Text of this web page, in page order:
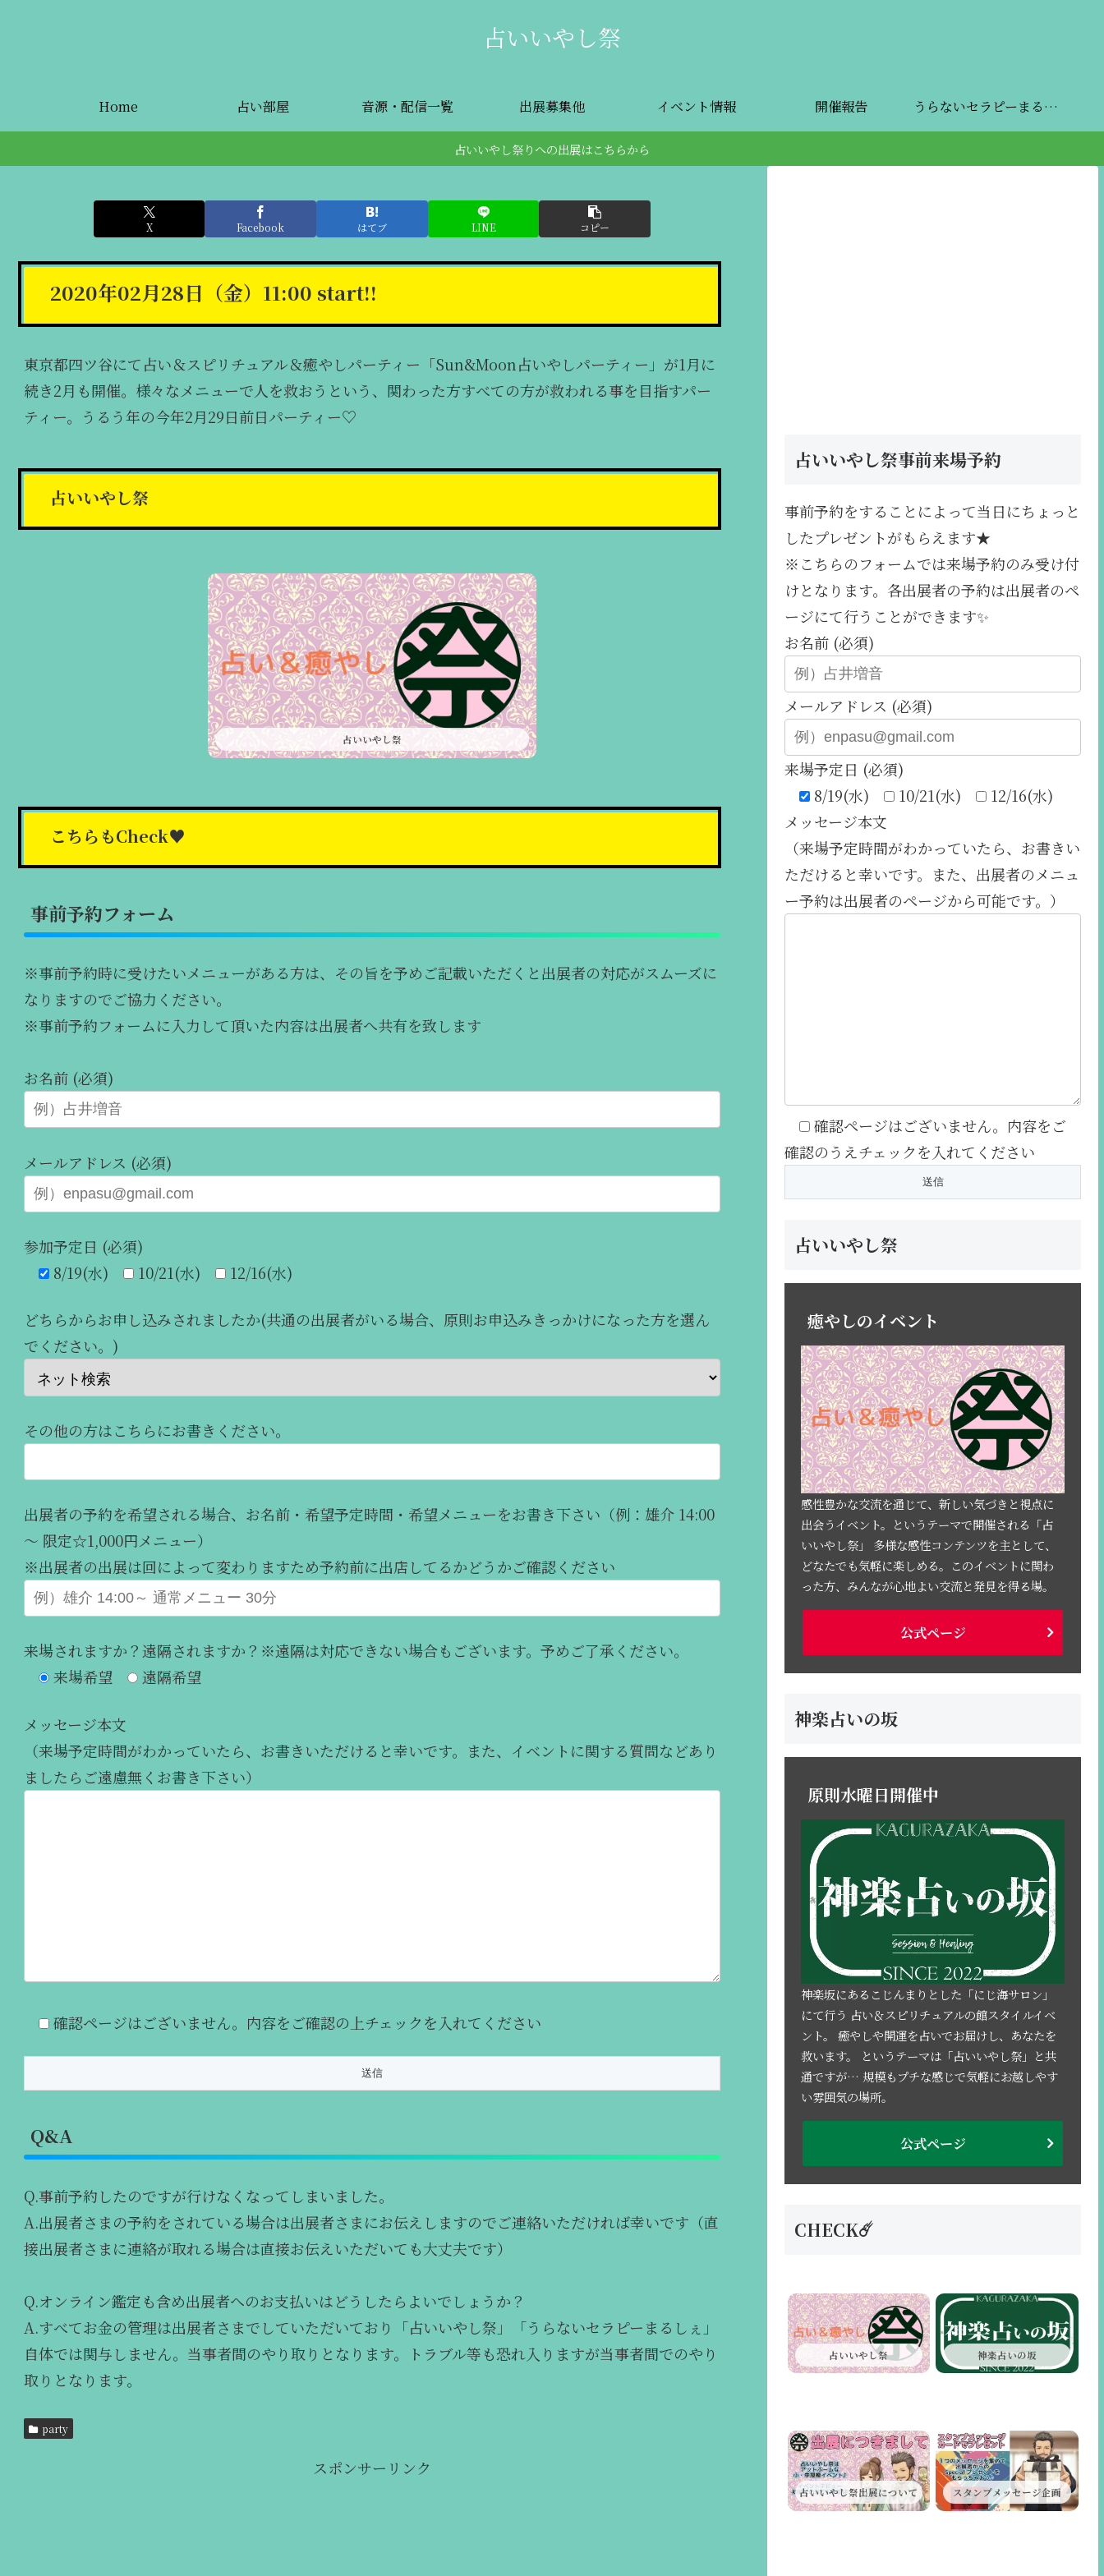
占いいやし祭
Home 占い部屋 音源・配信一覧 出展募集他 イベント情報 開催報告 うらないセラピーまるしぇ
占いいやし祭りへの出展はこちらから
X Facebook はてブ LINE コピー
2020年02月28日（金）11:00 start!!
東京都四ツ谷にて占い＆スピリチュアル＆癒やしパーティー「Sun&Moon占いやしパーティー」が1月に
続き2月も開催。様々なメニューで人を救おうという、関わった方すべての方が救われる事を目指すパー
ティー。うるう年の今年2月29日前日パーティー♡
占いいやし祭
占いいやし祭
こちらもCheck♥
事前予約フォーム
※事前予約時に受けたいメニューがある方は、その旨を予めご記載いただくと出展者の対応がスムーズに
なりますのでご協力ください。
※事前予約フォームに入力して頂いた内容は出展者へ共有を致します
お名前 (必須)
メールアドレス (必須)
参加予定日 (必須)
8/19(水)
10/21(水) 12/16(水)
どちらからお申し込みされましたか(共通の出展者がいる場合、原則お申込みきっかけになった方を選ん
でください。)
その他の方はこちらにお書きください。
出展者の予約を希望される場合、お名前・希望予定時間・希望メニューをお書き下さい（例：雄介 14:00
～ 限定☆1,000円メニュー）
※出展者の出展は回によって変わりますため予約前に出店してるかどうかご確認ください
来場されますか？遠隔されますか？※遠隔は対応できない場合もございます。予めご了承ください。
来場希望
遠隔希望
メッセージ本文
（来場予定時間がわかっていたら、お書きいただけると幸いです。また、イベントに関する質問などあり
ましたらご遠慮無くお書き下さい）
確認ページはございません。内容をご確認の上チェックを入れてください
Q&A
Q.事前予約したのですが行けなくなってしまいました。
A.出展者さまの予約をされている場合は出展者さまにお伝えしますのでご連絡いただければ幸いです（直
接出展者さまに連絡が取れる場合は直接お伝えいただいても大丈夫です）
Q.オンライン鑑定も含め出展者へのお支払いはどうしたらよいでしょうか？
A.すべてお金の管理は出展者さまでしていただいており「占いいやし祭」「うらないセラピーまるしぇ」
自体では関与しません。当事者間のやり取りとなります。トラブル等も恐れ入りますが当事者間でのやり
取りとなります。
party
スポンサーリンク
占いいやし祭事前来場予約
事前予約をすることによって当日にちょっと
したプレゼントがもらえます★
※こちらのフォームでは来場予約のみ受け付
けとなります。各出展者の予約は出展者のペ
ージにて行うことができます✨️
お名前 (必須)
メールアドレス (必須)
来場予定日 (必須)
8/19(水)
10/21(水)
12/16(水)
メッセージ本文
（来場予定時間がわかっていたら、お書きい
ただけると幸いです。また、出展者のメニュ
ー予約は出展者のページから可能です。）
確認ページはございません。内容をご
確認のうえチェックを入れてください
占いいやし祭
癒やしのイベント
感性豊かな交流を通じて、新しい気づきと視点に
出会うイベント。というテーマで開催される「占
いいやし祭」 多様な感性コンテンツを主として、
どなたでも気軽に楽しめる。このイベントに関わ
った方、みんなが心地よい交流と発見を得る場。
公式ページ
神楽占いの坂
原則水曜日開催中
神楽坂にあるこじんまりとした「にじ海サロン」
にて行う 占い＆スピリチュアルの館スタイルイベ
ント。 癒やしや開運を占いでお届けし、あなたを
救います。 というテーマは「占いいやし祭」と共
通ですが… 規模もプチな感じで気軽にお越しやす
い雰囲気の場所。
公式ページ
CHECK☄️
占いいやし祭 神楽占いの坂
占いいやし祭出展について スタンプメッセージ企画